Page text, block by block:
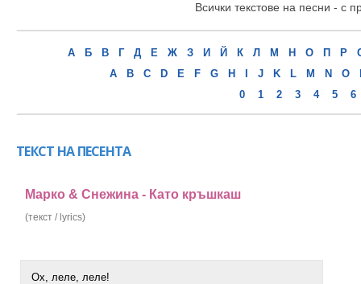
Всички текстове на песни - с
А Б В Г Д Е Ж З И Й К Л М Н О П Р
A
B C D E F G H J K L M N O
0
1 2 3 4 5 6
ТЕКСТ НА ПЕСЕНТА
Марко & Снежина - Като кръшкаш
(текст / lyrics)
Ох, леле, леле!